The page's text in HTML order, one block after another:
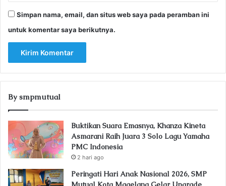
Simpan nama, email, dan situs web saya pada peramban ini
untuk komentar saya berikutnya.
By smpmutual
Buktikan Suara Emasnya, Khanza Kineta
Asmarani Raih Juara 3 Solo Lagu Yamaha
PMC Indonesia
2 hari ago
Peringati Hari Anak Nasional 2026, SMP